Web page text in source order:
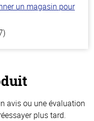
un magasin pour
avis ou une évaluation
plus tard.